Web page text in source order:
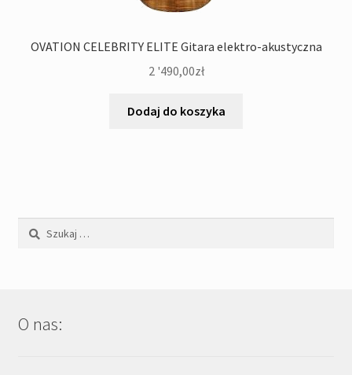
OVATION CELEBRITY ELITE Gitara elektro-akustyczna
2 '490,00zł
Dodaj do koszyka
Szukaj:
O nas: